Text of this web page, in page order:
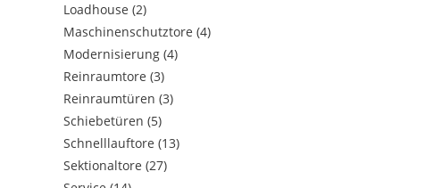
Loadhouse(2)
Maschinenschutztore(4)
Modernisierung(4)
Reinraumtore(3)
Reinraumtüren(3)
Schiebetüren(5)
Schnelllauftore(13)
Sektionaltore(27)